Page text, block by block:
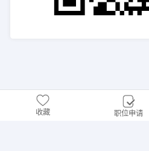
收藏 职位申请